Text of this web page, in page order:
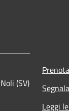
(SV)
Leggi